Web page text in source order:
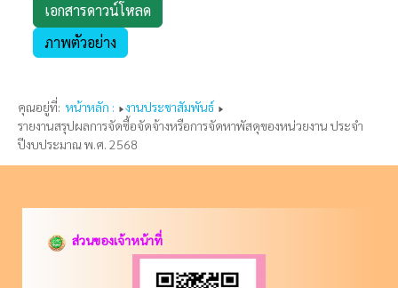
เอกสารดาวน์โหลด
ภาพตัวอย่าง
คุณอยู่ที่: หน้าหลัก :
งานประชาสัมพันธ์
รายงานสรุปผลการจัดซื้อจัดจ้างหรือการจัดหาพัสดุของหน่วยงาน ประจำ
ปีงบประมาณ พ.ศ. 2568
ส่วนของเจ้าหน้าที่